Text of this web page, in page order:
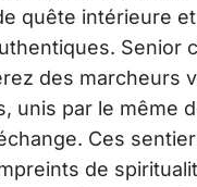
quête intérieure
Senior
des marcheurs
unis par le même
Ces
de